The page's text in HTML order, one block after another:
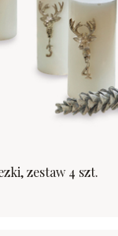
zestaw 4 szt.